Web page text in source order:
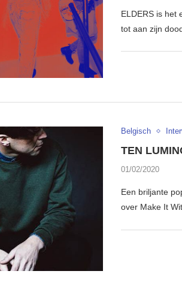
ELDERS is het
tot aan zijn
Belgisch
TEN
01/02/2020
Een briljante
over Make It